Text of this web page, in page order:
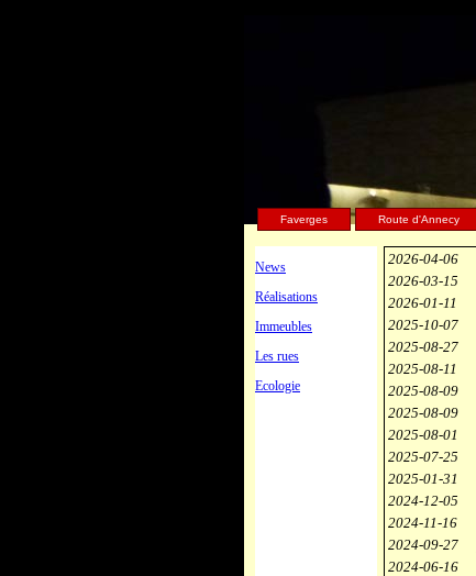
News
Réalisations
Immeubles
Les rues
Ecologie
Faverges Route d'Annecy
2026-04-06
2026-03-15
2026-01-11
2025-10-07
2025-08-27
2025-08-11
2025-08-09
2025-08-09
2025-08-01
2025-07-25
2025-01-31
2024-12-05
2024-11-16
2024-09-27
2024-06-16